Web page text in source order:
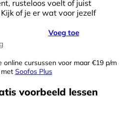
rusteloos voelt of juist
of je er wat voor jezelf
Voeg toe
online cursussen voor maar €19 p/m
met Soofos Plus
voorbeeld lessen